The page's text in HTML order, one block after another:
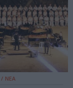
/ ΝΕΑ